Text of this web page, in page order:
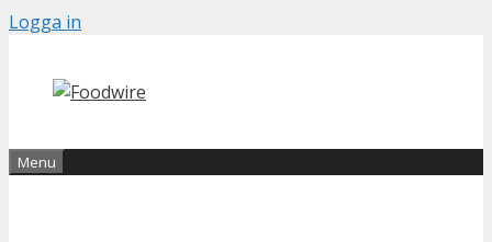
Skip
content
Logga in
Menu